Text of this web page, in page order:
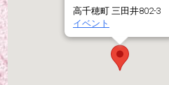
高千穂町 三田井802-3
イベント